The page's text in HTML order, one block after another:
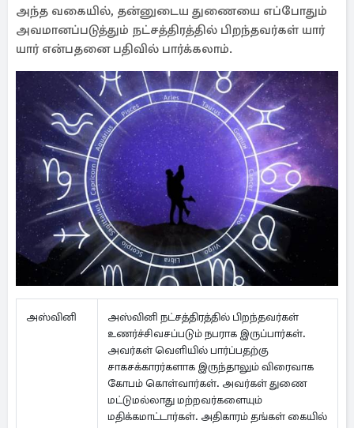
அந்த வகையில், தன்னுடைய துணையை எப்போதும்
அவமானப்படுத்தும் நட்சத்திரத்தில் பிறந்தவர்கள் யார்
யார் என்பதனை பதிவில் பார்க்கலாம்.
அஸ்வினி
அஸ்வினி நட்சத்திரத்தில் பிறந்தவர்கள்
உணர்ச்சிவசப்படும் நபராக இருப்பார்கள்.
அவர்கள் வெளியில் பார்ப்பதற்கு
சாகசக்காரர்களாக இருந்தாலும் விரைவாக
கோபம் கொள்வார்கள். அவர்கள் துணை
மட்டுமல்லாது மற்றவர்களையும்
மதிக்கமாட்டார்கள். அதிகாரம் தங்கள் கையில்